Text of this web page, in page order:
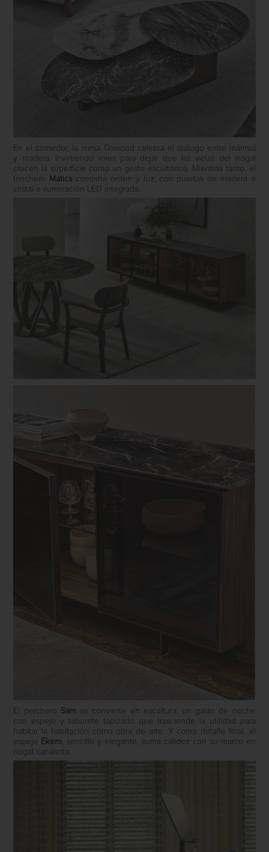
En el comedor, la mesa Oswood celebra el diálogo entre mármol
y madera, invirtiendo roles para dejar que las vetas del nogal
crucen la superficie como un gesto escultórico. Mientras tanto, el
trinchero
Matics combina orden y luz, con puertas de madera o
cristal e iluminación LED integrada.
El perchero Sam se convierte en escultura: un galán de noche
con espejo y taburete tapizado que trasciende la utilidad para
habitar la habitación como obra de arte. Y como detalle final, el
espejo
Ekero , sencillo y elegante, suma calidez con su marco en
nogal canaletta.